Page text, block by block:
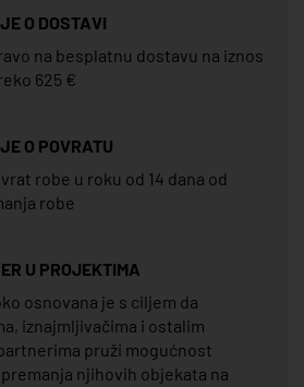
O DOSTAVI
na besplatnu dostavu na iznos
625 €
O POVRATU
robe u roku od 14 dana od
robe
U PROJEKTIMA
osnovana je s ciljem da
iznajmljivačima i ostalim
pruži mogućnost
njihovih objekata na